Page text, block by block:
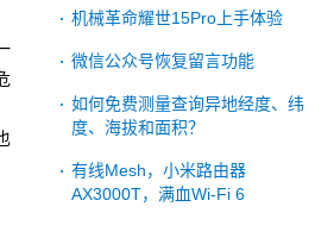
机械革命耀世15Pro上手体验
微信公众号恢复留言功能
如何免费测量查询异地经度、纬
度、海拔和面积？
有线Mesh，小米路由器
AX3000T，满血Wi-Fi 6